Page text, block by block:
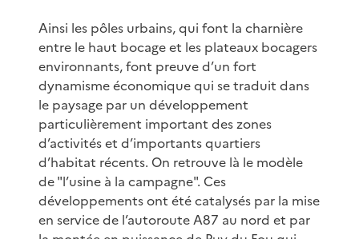
Ainsi les pôles urbains, qui font la charnière
entre le haut bocage et les plateaux bocagers
environnants, font preuve d’un fort
dynamisme économique qui se traduit dans
le paysage par un développement
particulièrement important des zones
d’activités et d’importants quartiers
d’habitat récents. On retrouve là le modèle
de "l’usine à la campagne". Ces
développements ont été catalysés par la mise
en service de l’autoroute A87 au nord et par